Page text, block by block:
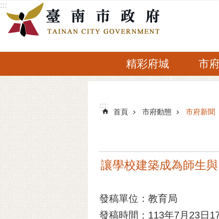
跳到主要內容區塊
:::
精彩府城 市
:::
:::
首頁 市府動態 市府新聞
讓學校建築成為師生
發稿單位：教育局
發稿時間：113年7月23日